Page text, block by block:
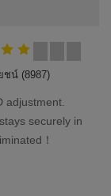
ชน์ (8987)
adjustment.
securely in
！